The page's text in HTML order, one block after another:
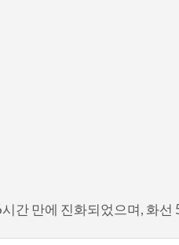
간 만에 진화되었으며, 화선